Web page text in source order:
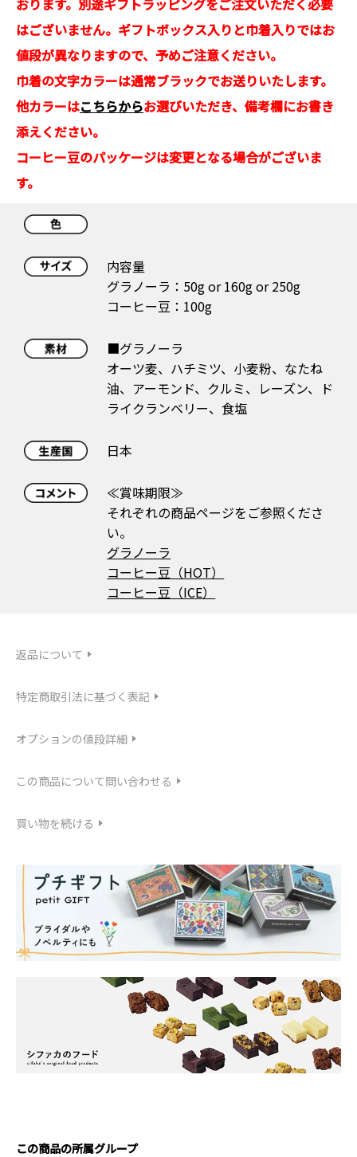
おります。別途ギフトラッピングをご注文いただく必要
はございません。ギフトボックス入りと巾着入りではお
値段が異なりますので、予めご注意ください。
巾着の文字カラーは通常ブラックでお送りいたします。
他カラーはこちらからお選びいただき、備考欄にお書き
添えください。
コーヒー豆のパッケージは変更となる場合がございま
す。
内容量
グラノーラ：50g or 160g or 250g
コーヒー豆：100g
■グラノーラ
オーツ麦、ハチミツ、小麦粉、なたね
油、アーモンド、クルミ、レーズン、ド
ライクランベリー、食塩
日本
≪賞味期限≫
それぞれの商品ページをご参照くださ
い。
グラノーラ
コーヒー豆（HOT）
コーヒー豆（ICE）
返品について
特定商取引法に基づく表記
オプションの値段詳細
この商品について問い合わせる
買い物を続ける
この商品の所属グループ